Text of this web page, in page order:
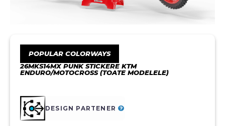
POPULAR COLORWAYS
26MKS14MX PUNK STICKERE KTM
ENDURO/MOTOCROSS (TOATE MODELELE)
DESIGN PARTENER